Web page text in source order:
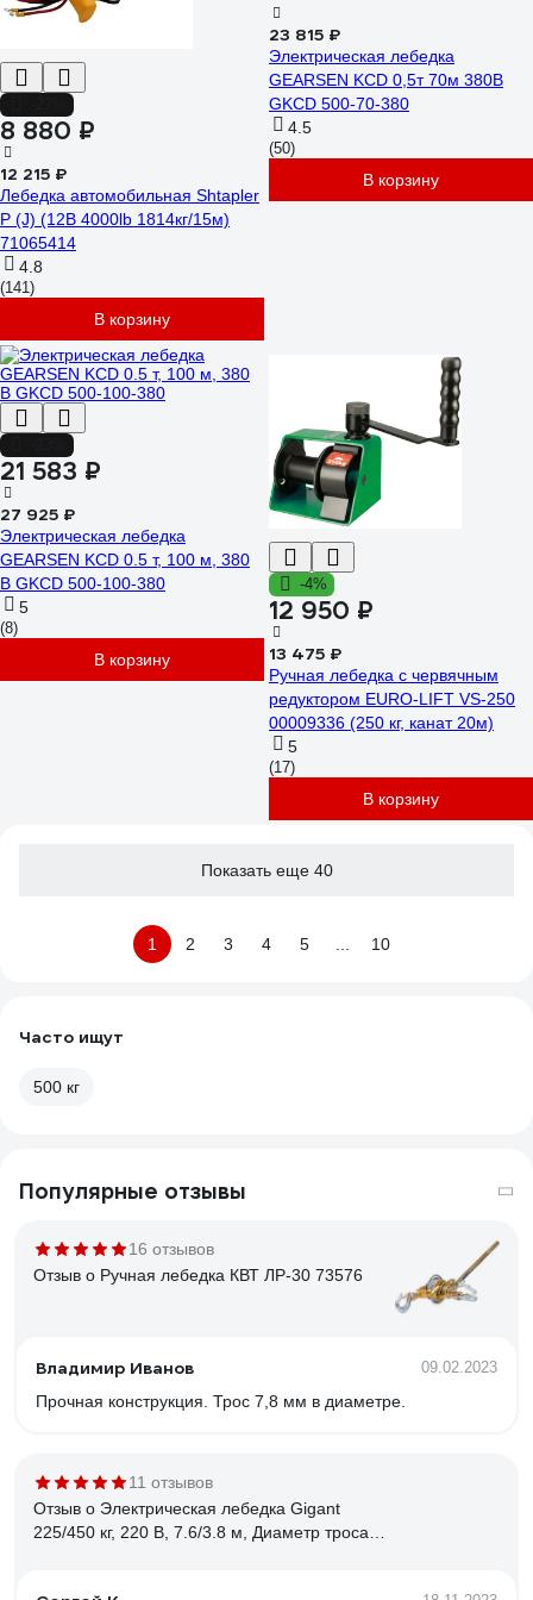
8 880 ₽
12 215 ₽
Лебедка автомобильная Shtapler
P (J) (12В 4000lb 1814кг/15м)
71065414
4.8
(141)
В корзину
23 815 ₽
Электрическая лебедка
GEARSEN KCD 0,5т 70м 380В
GKCD 500-70-380
4.5
(50)
В корзину
21 583 ₽
27 925 ₽
Электрическая лебедка
GEARSEN KCD 0.5 т, 100 м, 380
В GKCD 500-100-380
5
(8)
В корзину
-4%
12 950 ₽
13 475 ₽
Ручная лебедка с червячным
редуктором EURO-LIFT VS-250
00009336 (250 кг, канат 20м)
5
(17)
В корзину
Показать еще 40
1 2 3 4 5 10
Часто ищут
500 кг
Популярные отзывы
16 отзывов
Отзыв о Ручная лебедка КВТ ЛР-30 73576
Владимир Иванов 09.02.2023
Прочная конструкция. Трос 7,8 мм в диаметре.
11 отзывов
Отзыв о Электрическая лебедка Gigant
225/450 кг, 220 В, 7.6/3.8 м, Диаметр троса